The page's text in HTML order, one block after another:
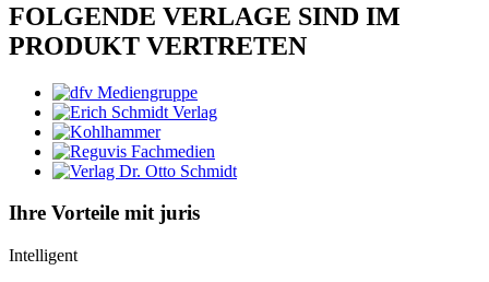
FOLGENDE VERLAGE SIND IM
PRODUKT VERTRETEN
Ihre Vorteile mit juris
Intelligent